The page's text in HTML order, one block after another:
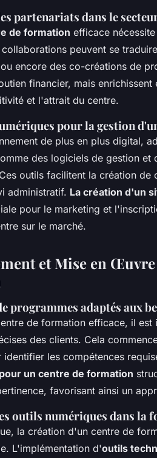
partenariats dans le
de formation efficace
collaborations peuvent se
encore des co-créations de
financier, mais
et l'attrait du centre.
pour la gestion
de plus en plus digital,
des logiciels de gestion et
outils facilitent la création
administratif. La création d'un
pour le marketing et
sur le marché.
et Mise en
programmes adaptés aux
de formation efficace, il
des clients. Cela
identifier les compétences
un centre de formation
favorisant ainsi un
outils numériques dans la
la création d'un centre de
L'implémentation d'outils